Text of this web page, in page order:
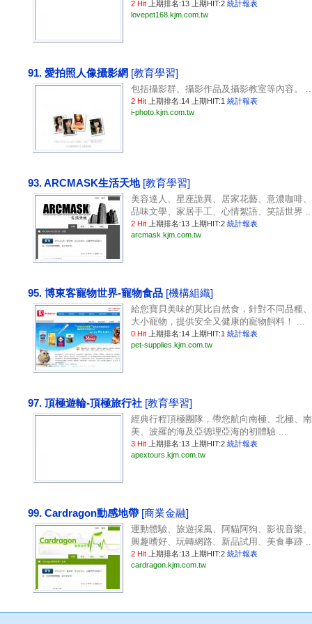
2 Hit 上期排名:13 上期HIT:2 統計報表
lovepet168.kjm.com.tw
91. 愛拍照人像攝影網 [教育學習]
包括攝影群、攝影作品及攝影教室等內容。
2 Hit 上期排名:14 上期HIT:1 統計報表
i-photo.kjm.com.tw
93. ARCMASK生活天地 [教育學習]
美容達人、星座詭異、居家花藝、意濃咖啡、
品味文學、家居手工、心情絮語、笑話世界
2 Hit 上期排名:13 上期HIT:2 統計報表
arcmask.kjm.com.tw
95. 博東客寵物世界-寵物食品 [機構組織]
給您寶貝美味的莫比自然食，針對不同品種、
大小寵物，提供安全又健康的寵物飼料！ ...
0 Hit 上期排名:14 上期HIT:1 統計報表
pet-supplies.kjm.com.tw
97. 頂極遊輪-頂極旅行社 [教育學習]
經典行程頂極團隊，帶您航向南極、北極、南
美、波羅的海及亞德理亞海的初體驗 ...
3 Hit 上期排名:13 上期HIT:2 統計報表
apextours.kjm.com.tw
99. Cardragon動感地帶 [商業金融]
運動體驗、旅遊採風、阿貓阿狗、影視音樂、
興趣嗜好、玩轉網路、新品試用、美食事跡
2 Hit 上期排名:13 上期HIT:2 統計報表
cardragon.kjm.com.tw